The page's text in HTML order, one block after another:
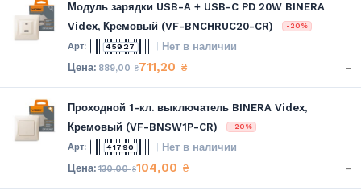
Модуль зарядки USB-A + USB-C PD 20W BINERA
Videx, Кремовый (VF-BNCHRUC20-CR)
-20%
45927 Нет в наличии
889,00₴711,20 ₴ -
Проходной 1-кл. выключатель BINERA Videx,
Кремовый (VF-BNSW1P-CR)
-20%
41790 Нет в наличии
130,00₴104,00 ₴ -